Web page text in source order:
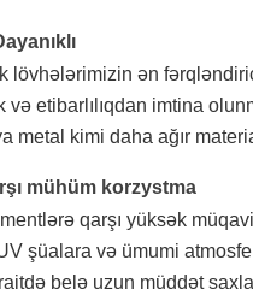
lövhələrimizin ən
etibarlılıqdan imtina
metal kimi daha ağır
mühüm korzystma
qarşı yüksək
şüalara və ümumi
belə uzun müddət